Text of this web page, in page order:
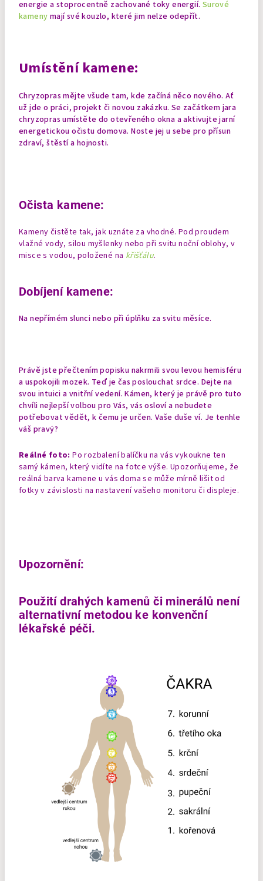
energie a stoprocentně zachované toky energií. Surové
kameny mají své kouzlo, které jim nelze odepřít.
Umístění kamene:
Chryzopras mějte všude tam, kde začíná něco nového. Ať
už jde o práci, projekt či novou zakázku. Se začátkem jara
chryzopras umístěte do otevřeného okna a aktivujte jarní
energetickou očistu domova. Noste jej u sebe pro přísun
zdraví, štěstí a hojnosti.
Očista kamene:
Kameny čistěte tak, jak uznáte za vhodné. Pod proudem
vlažné vody, silou myšlenky nebo při svitu noční oblohy, v
misce s vodou, položené na křišťálu.
Dobíjení kamene:
Na nepřímém slunci nebo při úplňku za svitu měsíce.
Právě jste přečtením popisku nakrmili svou levou hemisféru
a uspokojili mozek. Teď je čas poslouchat srdce. Dejte na
svou intuici a vnitřní vedení. Kámen, který je právě pro tuto
chvíli nejlepší volbou pro Vás, vás osloví a nebudete
potřebovat vědět, k čemu je určen. Vaše duše ví. Je tenhle
váš pravý?
Reálné foto: Po rozbalení balíčku na vás vykoukne ten
samý kámen, který vidíte na fotce výše. Upozorňujeme, že
reálná barva kamene u vás doma se může mírně lišit od
fotky v závislosti na nastavení vašeho monitoru či displeje.
Upozornění:
Použití drahých kamenů či minerálů není
alternativní metodou ke konvenční
lékařské péči.